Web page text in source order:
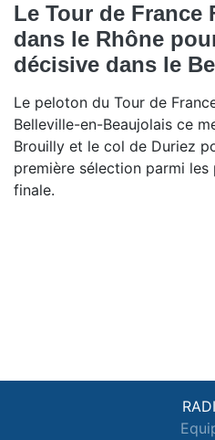
Le Tour de France
dans le Rhône
décisive dans le
Le peloton du Tour de
Belleville-en-Beaujolais ce
Brouilly et le col de Duriez
première sélection parmi
finale.